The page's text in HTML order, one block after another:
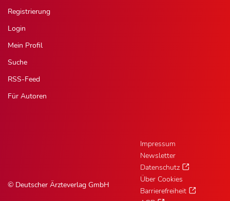
Registrierung
Login
Mein Profil
Suche
RSS-Feed
Für Autoren
© Deutscher Ärzteverlag GmbH
Impressum
Newsletter
Datenschutz
Über Cookies
Barrierefreiheit